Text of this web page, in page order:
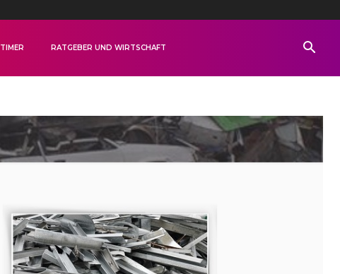
RATGEBER UND WIRTSCHAFT